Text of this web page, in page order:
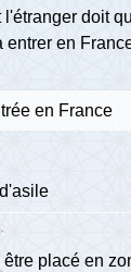
doit
entrer en
en France
placé en